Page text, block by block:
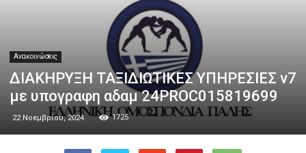
Ανακοινώσεις
ΔΙΑΚΗΡΥΞΗ ΤΑΞΙΔΙΩΤΙΚΕΣ ΥΠΗΡΕΣΙΕΣ v7
με υπογραφη αδαμ 24PROC015819699
22 Νοεμβρίου, 2024 1725